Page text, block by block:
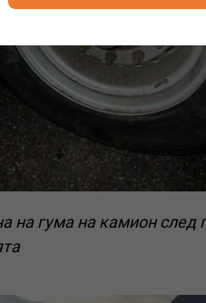
на гума на камион след